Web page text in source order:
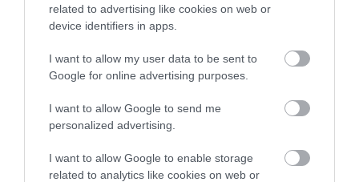
related to advertising like cookies on web or
device identifiers in apps.
I want to allow my user data to be sent to
Google for online advertising purposes.
I want to allow Google to send me
personalized advertising.
I want to allow Google to enable storage
related to analytics like cookies on web or